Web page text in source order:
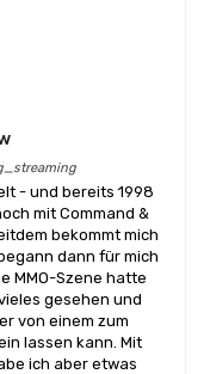
- und bereits 1998
mit Command &
bekommt mich
dann für mich
MMO-Szene hatte
gesehen und
von einem zum
lassen kann. Mit
ich aber etwas